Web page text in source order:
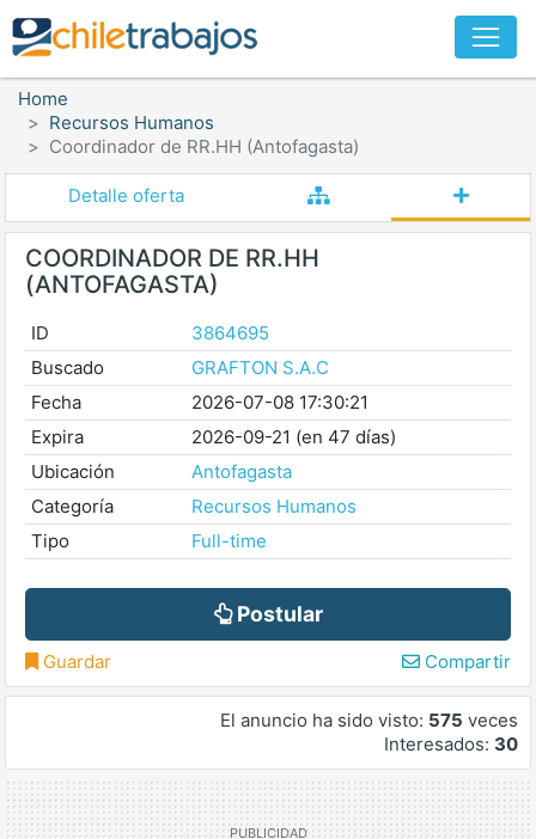
Home
Recursos Humanos
Coordinador de RR.HH (Antofagasta)
Detalle oferta
COORDINADOR DE RR.HH
(ANTOFAGASTA)
ID
3864695
Buscado
GRAFTON S.A.C
Fecha
2026-07-08 17:30:21
Expira
2026-09-21 (en 47 días)
Ubicación
Antofagasta
Categoría
Recursos Humanos
Tipo
Full-time
Postular
Guardar Compartir
El anuncio ha sido visto: 575 veces
Interesados: 30